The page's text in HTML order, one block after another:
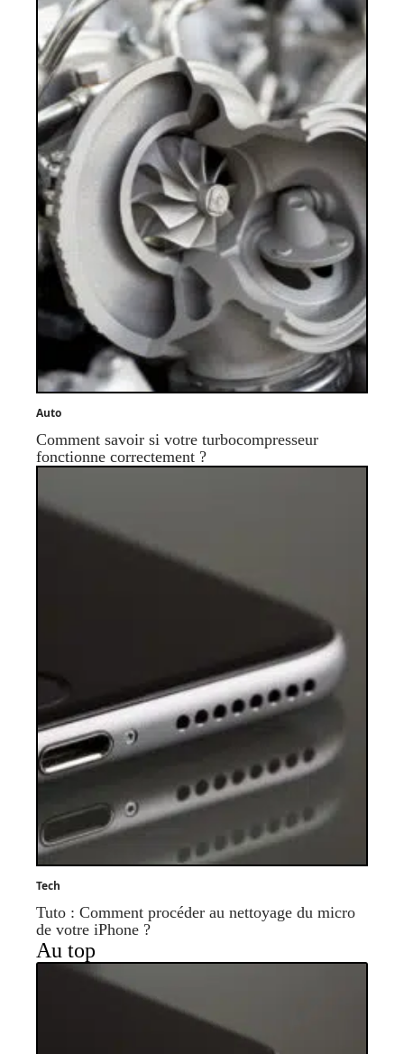
Auto
Comment savoir si votre turbocompresseur
fonctionne correctement ?
Tech
Tuto : Comment procéder au nettoyage du micro
de votre iPhone ?
Au top